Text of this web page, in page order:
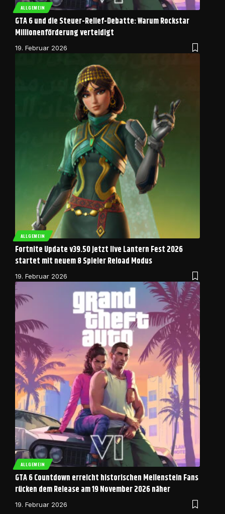
ALLGEMEIN
GTA 6 und die Steuer-Relief-Debatte: Warum Rockstar
Millionenförderung verteidigt
19. Februar 2026
ALLGEMEIN
Fortnite Update v39.50 jetzt live Lantern Fest 2026
startet mit neuem 8 Spieler Reload Modus
19. Februar 2026
ALLGEMEIN
GTA 6 Countdown erreicht historischen Meilenstein Fans
rücken dem Release am 19 November 2026 näher
19. Februar 2026